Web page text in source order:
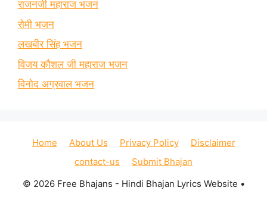
राजनजी महाराज भजन
रोमी भजन
लखबीर सिंह भजन
विजय कौशल जी महाराज भजन
विनोद अग्रवाल भजन
Home About Us Privacy Policy
Disclaimer
contact-us
Submit Bhajan
© 2026 Free Bhajans - Hindi Bhajan Lyrics Website •